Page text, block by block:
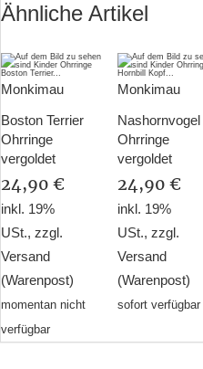
Ähnliche Artikel
Monkimau
Boston Terrier
Ohrringe
vergoldet
24,90 €
inkl. 19%
USt., zzgl.
Versand
(Warenpost)
momentan nicht
verfügbar
Monkimau
Nashornvogel
Ohrringe
vergoldet
24,90 €
inkl. 19%
USt., zzgl.
Versand
(Warenpost)
sofort verfügbar